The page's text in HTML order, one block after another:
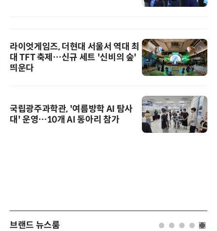
라이엇게임즈, 더현대 서울서 역대 최
대 TFT 축제…신규 세트 '신비의 숲'
띄운다
국립광주과학관, '여름방학 AI 탐사
대' 운영…10개 AI 동아리 참가
브랜드 뉴스룸